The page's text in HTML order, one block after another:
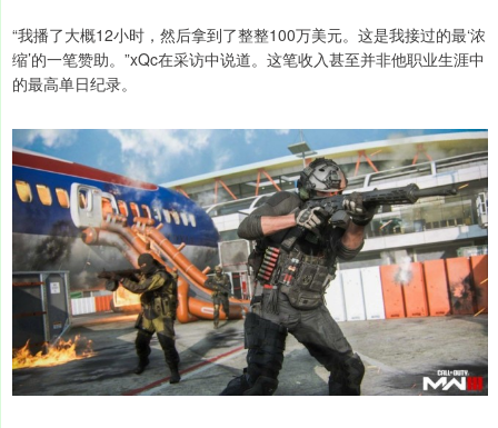
“我播了大概12小时，然后拿到了整整100万美元。这是我接过的最‘浓
缩’的一笔赞助。”xQc在采访中说道。这笔收入甚至并非他职业生涯中
的最高单日纪录。